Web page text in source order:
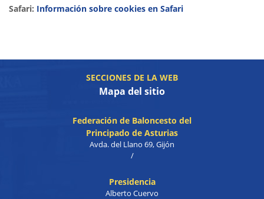
Safari: Información sobre cookies en Safari
SECCIONES DE LA WEB
Mapa del sitio
Federación de Baloncesto del
Principado de Asturias
Avda. del Llano 69, Gijón
/
Presidencia
Alberto Cuervo